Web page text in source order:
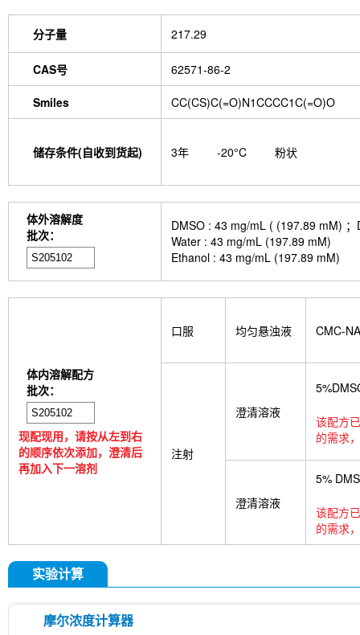
分子量 217.29
CAS号 62571-86-2
Smiles CC(CS)C(=O)N1CCCC1C(=O)O
储存条件(自收到货起) 3年 -20°C 粉状
体外溶解度
批次：
DMSO : 43 mg/mL ( (197.89 mM)
Water : 43 mg/mL (197.89 mM)
Ethanol : 43 mg/mL (197.89 mM)
体内溶解配方
批次：
现配现用，请按从左到右
的顺序依次添加，澄清后
再加入下一溶剂
口服 均匀悬浊液 CMC-NA
注射
澄清溶液
该配方
的需求
澄清溶液
5%
该配方
的需求
实验计算
摩尔浓度计算器